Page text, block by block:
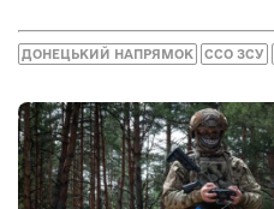
ДОНЕЦЬКИЙ НАПРЯМОК ССО ЗСУ